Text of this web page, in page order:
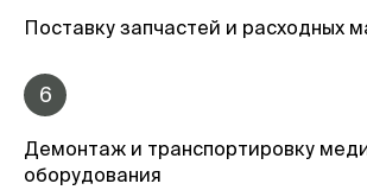
Поставку запчастей и расходных
6
Демонтаж и транспортировку
оборудования